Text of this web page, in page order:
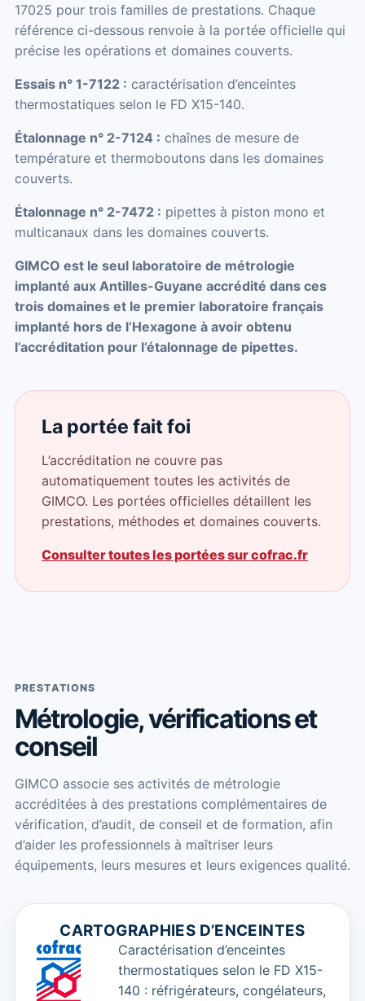
17025 pour trois familles de prestations. Chaque
référence ci-dessous renvoie à la portée officielle qui
précise les opérations et domaines couverts.
Essais n° 1-7122 : caractérisation d’enceintes
thermostatiques selon le FD X15-140.
Étalonnage n° 2-7124 : chaînes de mesure de
température et thermoboutons dans les domaines
couverts.
Étalonnage n° 2-7472 : pipettes à piston mono et
multicanaux dans les domaines couverts.
GIMCO est le seul laboratoire de métrologie
implanté aux Antilles-Guyane accrédité dans ces
trois domaines et le premier laboratoire français
implanté hors de l’Hexagone à avoir obtenu
l’accréditation pour l’étalonnage de pipettes.
La portée fait foi
L’accréditation ne couvre pas
automatiquement toutes les activités de
GIMCO. Les portées officielles détaillent les
prestations, méthodes et domaines couverts.
Consulter toutes les portées sur cofrac.fr
PRESTATIONS
Métrologie, vérifications et
conseil
GIMCO associe ses activités de métrologie
accréditées à des prestations complémentaires de
vérification, d’audit, de conseil et de formation, afin
d’aider les professionnels à maîtriser leurs
équipements, leurs mesures et leurs exigences qualité.
CARTOGRAPHIES D’ENCEINTES
Caractérisation d’enceintes
thermostatiques selon le FD X15-
140 : réfrigérateurs, congélateurs,